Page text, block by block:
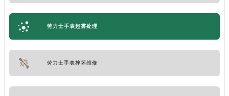
劳力士手表起雾处理
劳力士手表摔坏维修